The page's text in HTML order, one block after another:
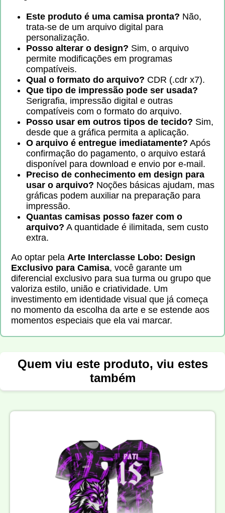
Este produto é uma camisa pronta? Não,
trata-se de um arquivo digital para
personalização.
Posso alterar o design? Sim, o arquivo
permite modificações em programas
compatíveis.
Qual o formato do arquivo? CDR (.cdr x7).
Que tipo de impressão pode ser usada?
Serigrafia, impressão digital e outras
compatíveis com o formato do arquivo.
Posso usar em outros tipos de tecido? Sim,
desde que a gráfica permita a aplicação.
O arquivo é entregue imediatamente? Após
confirmação do pagamento, o arquivo estará
disponível para download e envio por e-mail.
Preciso de conhecimento em design para
usar o arquivo? Noções básicas ajudam, mas
gráficas podem auxiliar na preparação para
impressão.
Quantas camisas posso fazer com o
arquivo? A quantidade é ilimitada, sem custo
extra.
Ao optar pela Arte Interclasse Lobo: Design
Exclusivo para Camisa, você garante um
diferencial exclusivo para sua turma ou grupo que
valoriza estilo, união e criatividade. Um
investimento em identidade visual que já começa
no momento da escolha da arte e se estende aos
momentos especiais que ela vai marcar.
Quem viu este produto, viu estes
também